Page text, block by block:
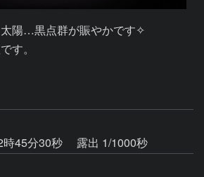
陽…黒点群が賑やかです✧
す。
45分30秒
露出 1/1000秒